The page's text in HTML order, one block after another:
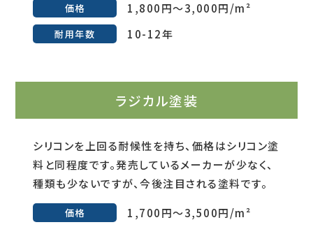
価格 1,800円～3,000円/m²
耐用年数 10-12年
ラジカル塗装
シリコンを上回る耐候性を持ち、価格はシリコン塗
料と同程度です。発売しているメーカーが少なく、
種類も少ないですが、今後注目される塗料です。
価格 1,700円～3,500円/m²